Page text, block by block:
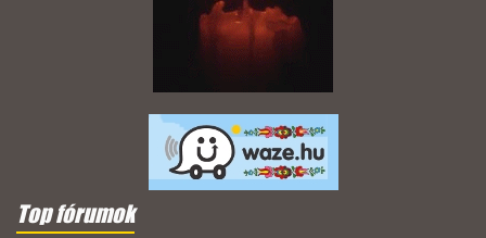
Top fórumok